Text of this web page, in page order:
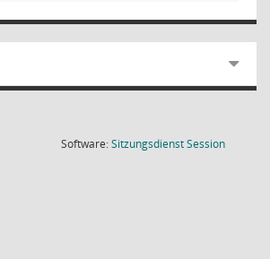
Software:SitzungsdienstSession(Wird in